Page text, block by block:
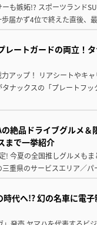
も嫉妬!? スポーツランド
届かず4位で終えた直後、
レートガードの両立！
アップ！ リアシートやキ
ナックスの「プレートフ
の絶品ドライブグルメ
まで一挙紹介
! 今夏の全国推しグルメも
重県のサービスエリア／
代へ!? 幻の名車に電